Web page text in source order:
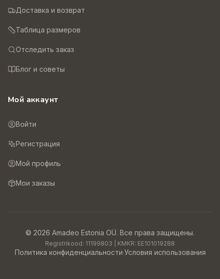
Доставка и возврат
Таблица размеров
Отследить заказ
Блог и советы
Мой аккаунт
Войти
Регистрация
Мой профиль
Мои заказы
© 2026 Amadeo Estonia OÜ. Все права защищены.
Registrikood: 11199803 | KMKR: EE101019288
Политика конфиденциальности·Условия использования